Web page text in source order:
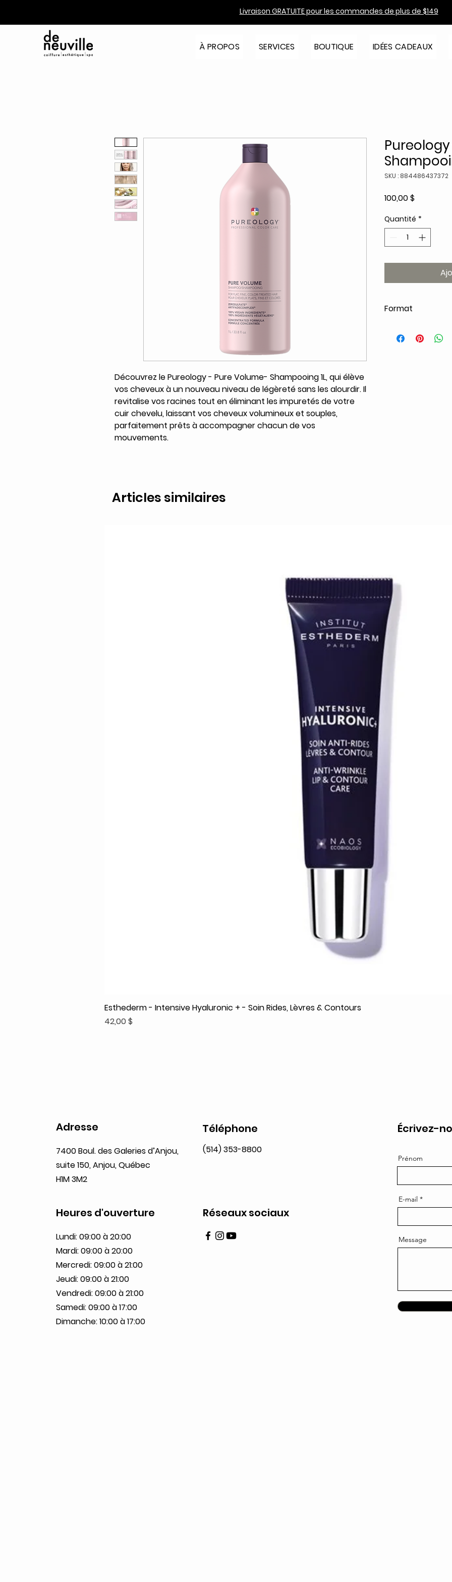
Livraison GRATUITE pour les commandes de plus de $149
À PROPOS SERVICES BOUTIQUE IDÉES CADEAUX
Découvrez le Pureology - Pure Volume- Shampooing 1L, qui élève
vos cheveux à un nouveau niveau de légèreté sans les alourdir. Il
revitalise vos racines tout en éliminant les impuretés de votre
cuir chevelu, laissant vos cheveux volumineux et souples,
parfaitement prêts à accompagner chacun de vos
mouvements.
SKU : 884486437372
100,00 $
Quantité *
Format
Articles similaires
Aperçu rapide
Esthederm - Intensive Hyaluronic + - Soin Rides, Lèvres & Contours
Prix
42,00 $
Adresse
7400 Boul. des Galeries d’Anjou,
suite 150, Anjou, Québec
H1M 3M2
Téléphone
(514) 353-8800
Heures d'ouverture
Lundi: 09:00 à 20:00
Mardi: 09:00 à 20:00
Mercredi: 09:00 à 21:00
Jeudi: 09:00 à 21:00
Vendredi: 09:00 à 21:00
Samedi: 09:00 à 17:00
Dimanche: 10:00 à 17:00
Réseaux sociaux
Écrivez-
Prénom
E-mail
Message